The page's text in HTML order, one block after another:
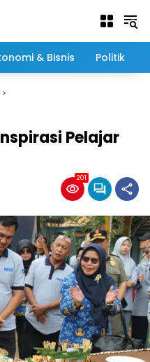
& Bisnis Politik
Pelajar
201